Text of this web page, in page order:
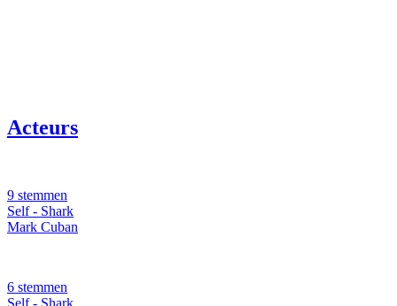
Acteurs
9 stemmen
Self - Shark
Mark Cuban
6 stemmen